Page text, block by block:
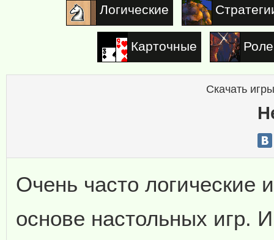
Логические
Карточные
Скачать
Очень часто логические
основе настольных игр.